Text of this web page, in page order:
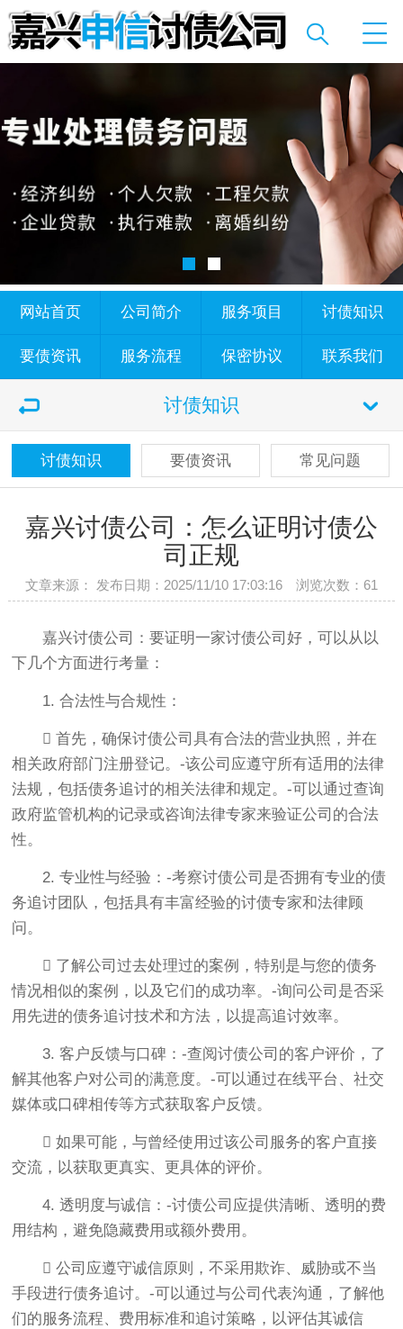
网站首页 公司简介 服务项目 讨债知识
要债资讯 服务流程 保密协议 联系我们
讨债知识
讨债知识 要债资讯 常见问题
嘉兴讨债公司：怎么证明讨债公
司正规
文章来源： 发布日期：2025/11/10 17:03:16 浏览次数： 61
嘉兴讨债公司：要证明一家讨债公司好，可以从以
下几个方面进行考量：
1. 合法性与合规性：
 首先，确保讨债公司具有合法的营业执照，并在
相关政府部门注册登记。-该公司应遵守所有适用的法律
法规，包括债务追讨的相关法律和规定。-可以通过查询
政府监管机构的记录或咨询法律专家来验证公司的合法
性。
2. 专业性与经验：-考察讨债公司是否拥有专业的债
务追讨团队，包括具有丰富经验的讨债专家和法律顾
问。
 了解公司过去处理过的案例，特别是与您的债务
情况相似的案例，以及它们的成功率。-询问公司是否采
用先进的债务追讨技术和方法，以提高追讨效率。
3. 客户反馈与口碑：-查阅讨债公司的客户评价，了
解其他客户对公司的满意度。-可以通过在线平台、社交
媒体或口碑相传等方式获取客户反馈。
 如果可能，与曾经使用过该公司服务的客户直接
交流，以获取更真实、更具体的评价。
4. 透明度与诚信：-讨债公司应提供清晰、透明的费
用结构，避免隐藏费用或额外费用。
 公司应遵守诚信原则，不采用欺诈、威胁或不当
手段进行债务追讨。-可以通过与公司代表沟通，了解他
们的服务流程、费用标准和追讨策略，以评估其诚信